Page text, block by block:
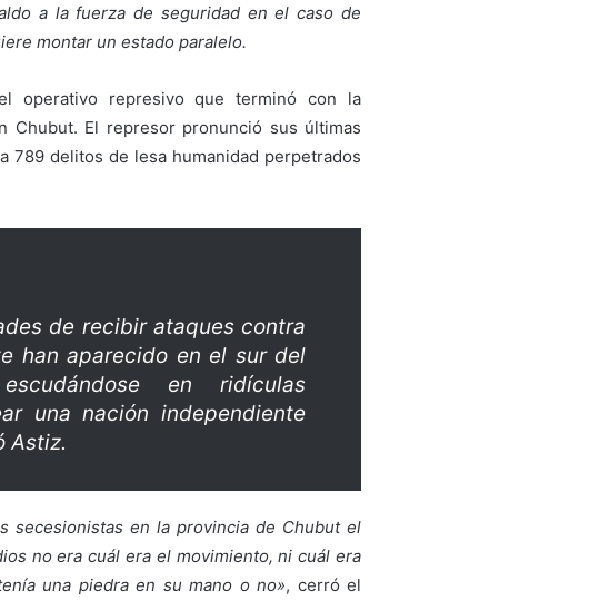
a la fuerza de seguridad en el caso de
montar un estado paralelo.
operativo represivo que terminó con la
Chubut. El represor pronunció sus últimas
789 delitos de lesa humanidad perpetrados
de recibir ataques contra
han aparecido en el sur del
en ridículas
una nación independiente
Astiz.
secesionistas en la provincia de Chubut el
no era cuál era el movimiento, ni cuál era
una piedra en su mano o no», cerró el